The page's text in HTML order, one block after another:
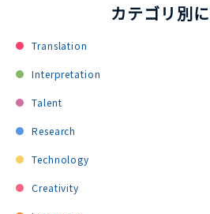
カテゴリ別
Translation
Interpretation
Talent
Research
Technology
Creativity